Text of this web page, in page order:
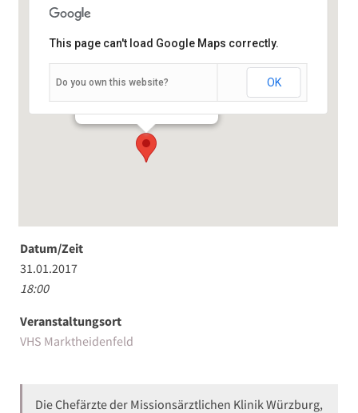
Veranstaltungen
This page can't load Google Maps correctly.
Do you own this website? OK
Datum/Zeit
31.01.2017
18:00
Veranstaltungsort
VHS Marktheidenfeld
Die Chefärzte der Missionsärztlichen Klinik Würzburg,